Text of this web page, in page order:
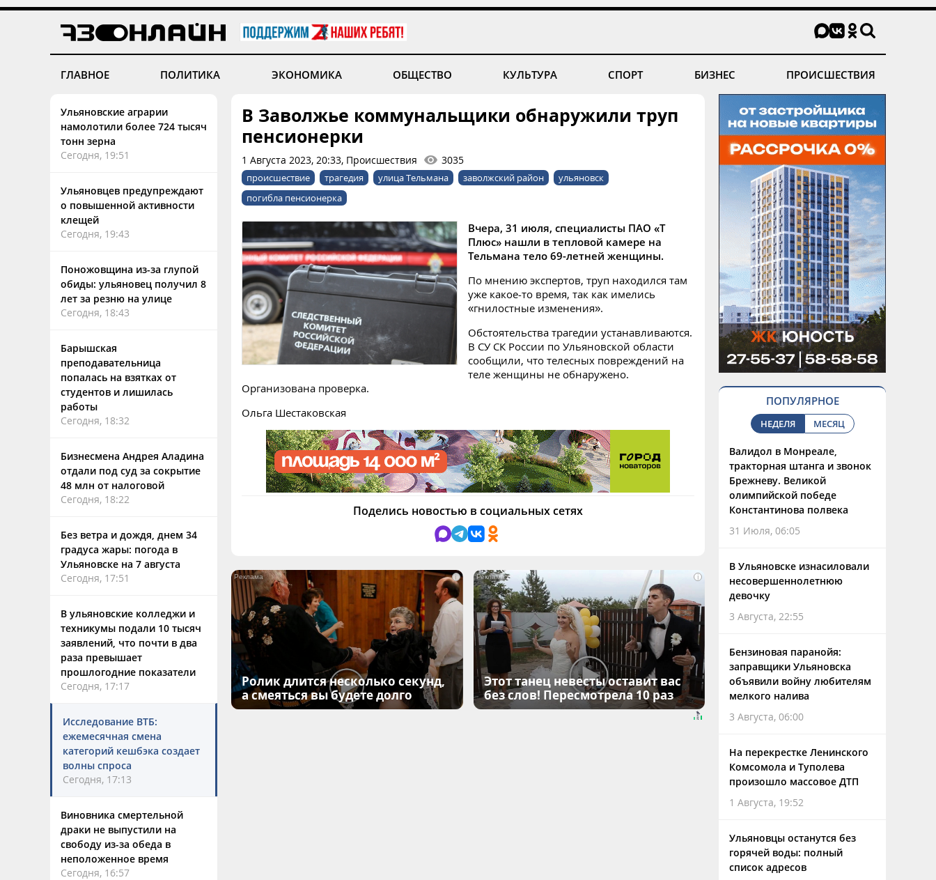
ГЛАВНОЕ ПОЛИТИКА ЭКОНОМИКА ОБЩЕСТВО КУЛЬТУРА СПОРТ БИЗНЕС ПРОИСШЕСТВИЯ
Ульяновские аграрии
намолотили более 724 тысяч
тонн зерна
Сегодня, 19:51
Ульяновцев предупреждают
о повышенной активности
клещей
Сегодня, 19:43
Поножовщина из-за глупой
обиды: ульяновец получил 8
лет за резню на улице
Сегодня, 18:43
Барышская
преподавательница
попалась на взятках от
студентов и лишилась
работы
Сегодня, 18:32
Бизнесмена Андрея Аладина
отдали под суд за сокрытие
48 млн от налоговой
Сегодня, 18:22
Без ветра и дождя, днем 34
градуса жары: погода в
Ульяновске на 7 августа
Сегодня, 17:51
В ульяновские колледжи и
техникумы подали 10 тысяч
заявлений, что почти в два
раза превышает
прошлогодние показатели
Сегодня, 17:17
Исследование ВТБ:
ежемесячная смена
категорий кешбэка создает
волны спроса
Сегодня, 17:13
Виновника смертельной
драки не выпустили на
свободу из-за обеда в
неположенное время
Сегодня, 16:57
В Заволжье коммунальщики обнаружили труп
пенсионерки
1 Августа 2023, 20:33, Происшествия 3035
происшествие трагедия улица Тельмана заволжский район
ульяновск
погибла пенсионерка
Вчера, 31 июля, специалисты ПАО «Т
Плюс» нашли в тепловой камере на
Тельмана тело 69-летней женщины.
По мнению экспертов, труп находился там
уже какое-то время, так как имелись
«гнилостные изменения».
Обстоятельства трагедии устанавливаются.
В СУ СК России по Ульяновской области
сообщили, что телесных повреждений на
теле женщины не обнаружено.
Организована проверка.
Ольга Шестаковская
Поделись новостью в социальных сетях
i
Ролик длится несколько секунд,
а смеяться вы будете долго
i
Этот танец невесты оставит вас
без слов! Пересмотрела 10 раз
ПОПУЛЯРНОЕ
НЕДЕЛЯ МЕСЯЦ
Валидол в Монреале,
тракторная штанга и звонок
Брежневу. Великой
олимпийской победе
Константинова полвека
31 Июля, 06:05
В Ульяновске изнасиловали
несовершеннолетнюю
девочку
3 Августа, 22:55
Бензиновая паранойя:
заправщики Ульяновска
объявили войну любителям
мелкого налива
3 Августа, 06:00
На перекрестке Ленинского
Комсомола и Туполева
произошло массовое ДТП
1 Августа, 19:52
Ульяновцы останутся без
горячей воды: полный
список адресов